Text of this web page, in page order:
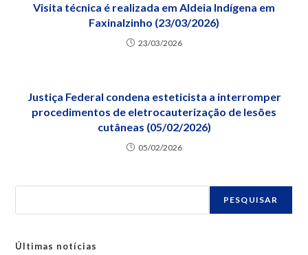
Visita técnica é realizada em Aldeia Indígena em
Faxinalzinho (23/03/2026)
23/03/2026
Justiça Federal condena esteticista a interromper
procedimentos de eletrocauterização de lesões
cutâneas (05/02/2026)
05/02/2026
PESQUISAR
Últimas notícias